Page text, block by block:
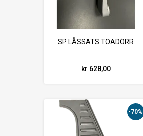
SP LÅSSATS TOADÖRR
kr 628,00
-70%